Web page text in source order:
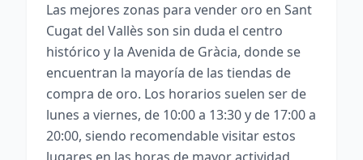
Las mejores zonas para vender oro en Sant
Cugat del Vallès son sin duda el centro
histórico y la Avenida de Gràcia, donde se
encuentran la mayoría de las tiendas de
compra de oro. Los horarios suelen ser de
lunes a viernes, de 10:00 a 13:30 y de 17:00 a
20:00, siendo recomendable visitar estos